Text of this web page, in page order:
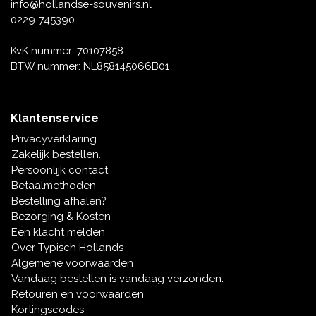
Koninghuis artikelen
Wandborden - Gekleurd en Delfts blauw
Peper en Zout stelletjes
Speelkaarten
Delfts blauwe magneten
Delfts blauwe Fashionitems
info@hollandse-souvenirs.nl
0229-745390
KvK nummer: 70107858
BTW nummer: NL858145066B01
Klantenservice
Privacyverklaring
Zakelijk bestellen.
Persoonlijk contact
Betaalmethoden
Bestelling afhalen?
Bezorging & Kosten
Een klacht melden
Over Typisch Hollands
Algemene voorwaarden
Vandaag bestellen is vandaag verzonden.
Retouren en voorwaarden
Kortingscodes